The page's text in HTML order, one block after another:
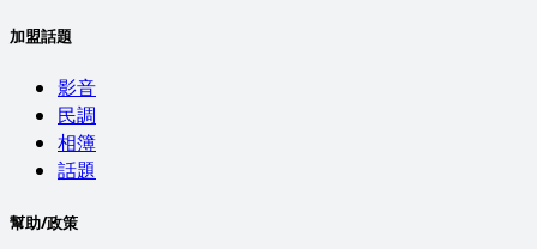
加盟話題
影音
民調
相簿
話題
幫助/政策